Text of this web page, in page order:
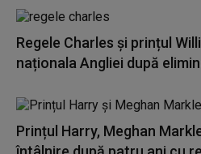
Regele Charles și prințul
naționala Angliei după
Prințul Harry, Meghan